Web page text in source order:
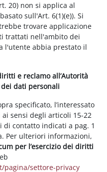
20) non si applica al
sull'Art. 6(1)(e)). Si
trovare applicazione
trattati nell'ambito dei
l'utente abbia prestato il
e reclamo all’Autorità
dati personali
specificato, l’interessato
sensi degli articoli 15-22
di contatto indicati a pag. 1
Per ulteriori informazioni,
per l’esercizio dei diritti
settore-privacy